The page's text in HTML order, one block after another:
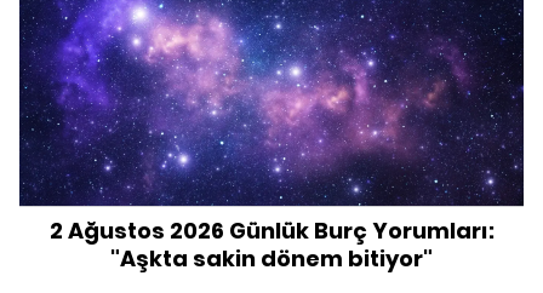
2 Ağustos 2026 Günlük Burç Yorumları:
"Aşkta sakin dönem bitiyor"